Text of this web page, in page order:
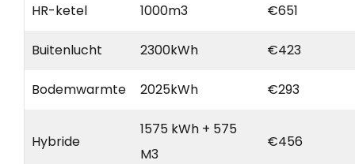
HR-ketel 1000m3 €651
Buitenlucht 2300kWh €423
Bodemwarmte 2025kWh €293
Hybride
1575 kWh + 575
M3
€456